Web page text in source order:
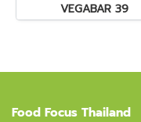
VEGABAR 39
Food Focus Thailand